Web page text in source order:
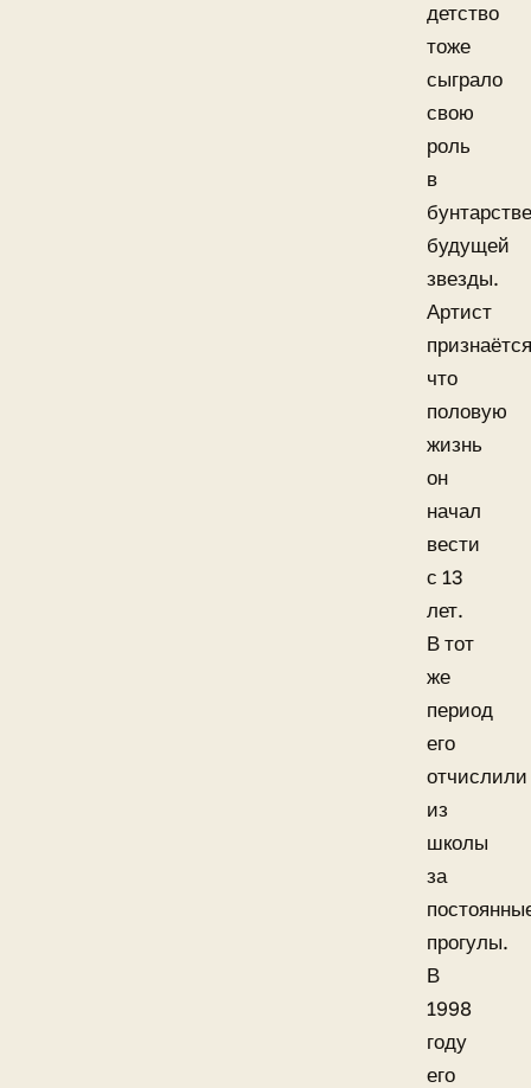
детство
тоже
сыграло
свою
роль
в
бунтарстве
будущей
звезды.
Артист
что
половую
жизнь
он
начал
вести
с 13
лет.
В тот
же
период
его
отчислили
из
школы
за
прогулы.
В
1998
году
его